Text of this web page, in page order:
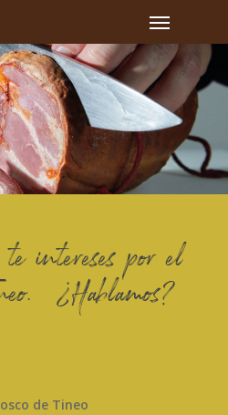
intereses por el
¿Hablamos?
de Tineo